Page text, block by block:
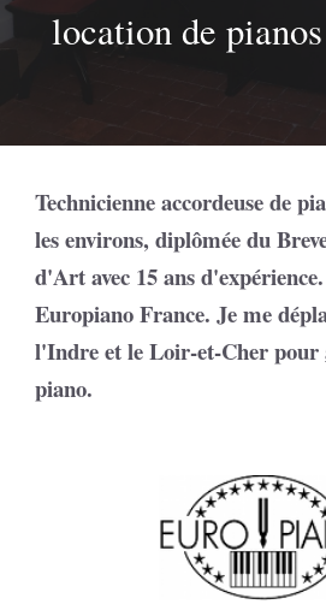
location de
Technicienne accordeuse de
les environs, diplômée du
d'Art avec 15 ans
Europiano France. Je me
l'Indre et le Loir-et-Cher pour
piano.